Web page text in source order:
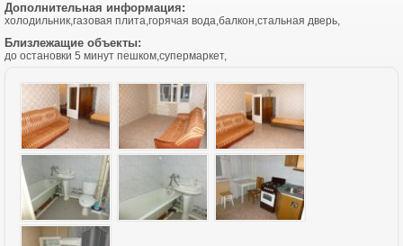
Дополнительная информация:
холодильник,газовая плита,горячая вода,балкон,стальная дверь,
Близлежащие объекты:
до остановки 5 минут пешком,супермаркет,